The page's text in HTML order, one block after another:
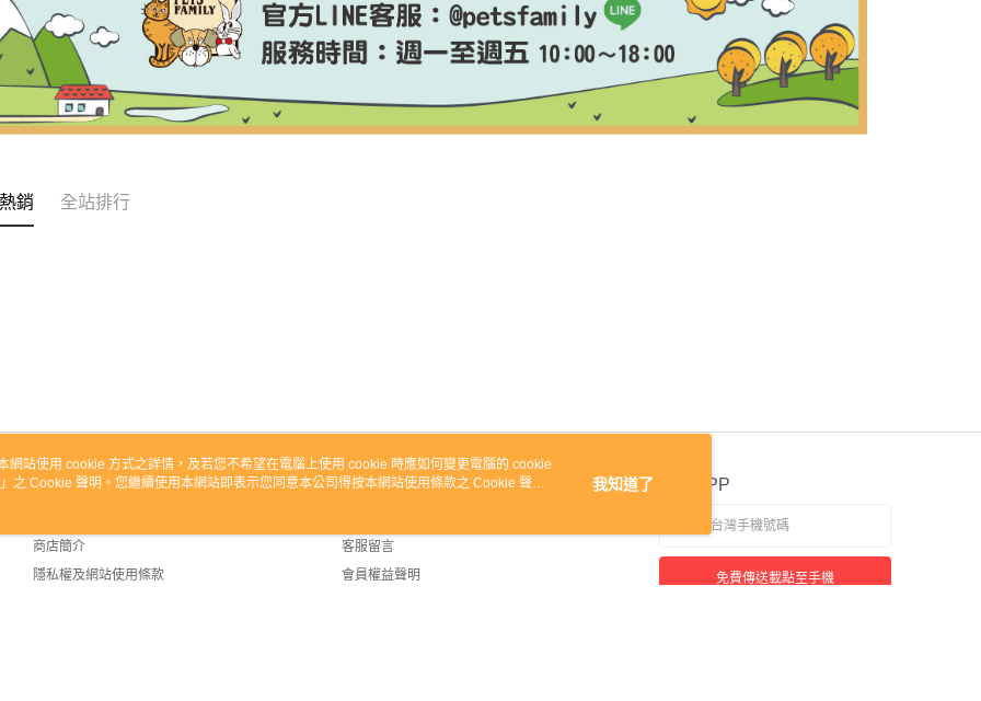
銷 全站排行
關於我們
商店簡介
隱私權及網站使用條款
客服資訊
客服留言
會員權益聲明
官方APP
免費傳送載點至手機
網站使用 cookie 方式之詳情，及若您不希望在電腦上使用 cookie 時應如何變更電腦的 cookie
」之 Cookie 聲明。您繼續使用本網站即表示您同意本公司得按本網站使用條款之 Cookie 聲明
我知道了